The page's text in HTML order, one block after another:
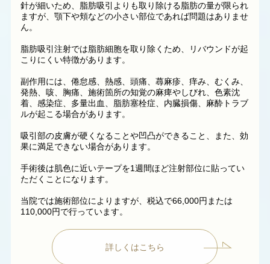
針が細いため、脂肪吸引よりも取り除ける脂肪の量が限られ
ますが、顎下や頬などの小さい部位であれば問題はありませ
ん。
脂肪吸引注射では脂肪細胞を取り除くため、リバウンドが起
こりにくい特徴があります。
副作用には、倦怠感、熱感、頭痛、蕁麻疹、痒み、むくみ、
発熱、咳、胸痛、施術箇所の知覚の麻痺やしびれ、色素沈
着、感染症、多量出血、脂肪塞栓症、内臓損傷、麻酔トラブ
ルが起こる場合があります。
吸引部の皮膚が硬くなることや凹凸ができること、また、効
果に満足できない場合があります。
手術後は肌色に近いテープを1週間ほど注射部位に貼ってい
ただくことになります。
当院では施術部位によりますが、税込で66,000円または
110,000円で行っています。
詳しくはこちら